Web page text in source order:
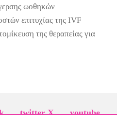
ωοθηκών
επιτυχίας της IVF
της θεραπείας για
twitter X youtube